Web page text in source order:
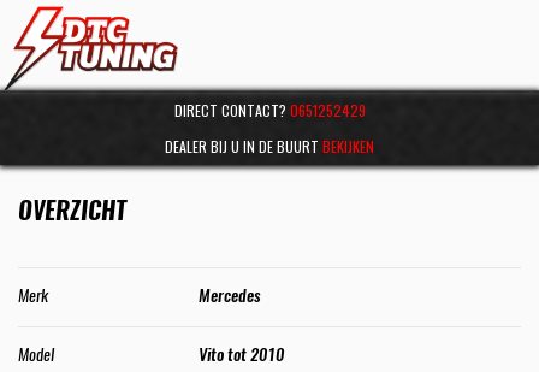
DIRECT CONTACT? 0651252429
DEALER BIJ U IN DE BUURT BEKIJKEN
OVERZICHT
Merk Mercedes
Model Vito tot 2010